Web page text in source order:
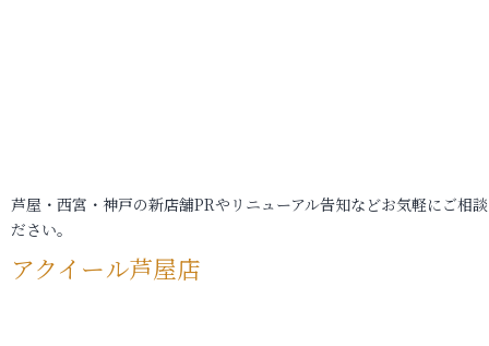
芦屋・西宮・神戸の新店舗PRやリニューアル告知などお気軽にご相
ださい。
アクイール芦屋店